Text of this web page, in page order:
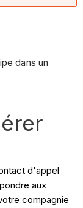
dans un
d'appel
aux
compagnie